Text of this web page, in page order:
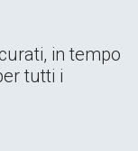
in tempo
tutti i